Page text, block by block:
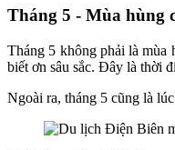
Tháng 5 - Mùa hùng
Tháng 5 không phải là mùa
biết ơn sâu sắc. Đây là thời
Ngoài ra, tháng 5 cũng là